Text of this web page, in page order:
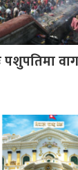
पशुपतिमा